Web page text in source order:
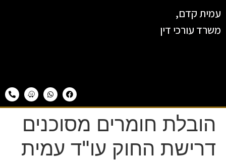
עמית קדם,
משרד עורכי דין
הובלת חומרים מסוכנים
דרישת החוק עו"ד עמית